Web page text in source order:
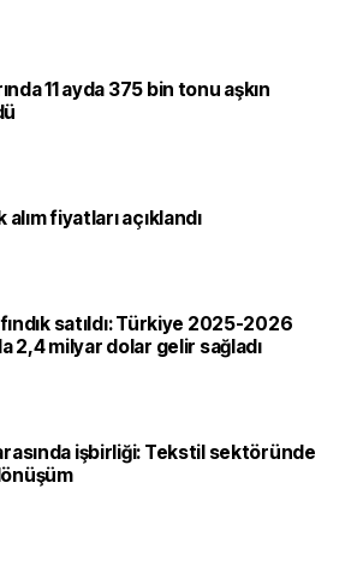
11 ayda 375 bin tonu aşkın
alım fiyatları açıklandı
satıldı: Türkiye 2025-2026
2,4 milyar dolar gelir sağladı
işbirliği: Tekstil sektöründe